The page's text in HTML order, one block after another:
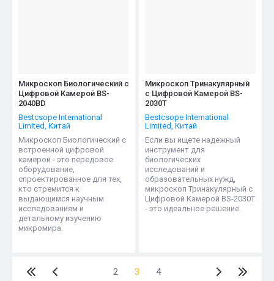
Микроскоп Биологический с
Цифровой Камерой BS-
2040BD
Bestcsope International
Limited, Китай
Микроскоп Биологический с
встроенной цифровой
камерой - это передовое
оборудование,
спроектированное для тех,
кто стремится к
выдающимся научным
исследованиям и
детальному изучению
микромира.
Микроскоп Тринакулярный
с Цифровой Камерой BS-
2030T
Bestcsope International
Limited, Китай
Если вы ищете надежный
инструмент для
биологических
исследований и
образовательных нужд,
микроскоп Тринакулярный с
Цифровой Камерой BS-2030T
- это идеальное решение.
2 3 4